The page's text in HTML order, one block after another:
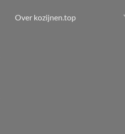
Over kozijnen.top